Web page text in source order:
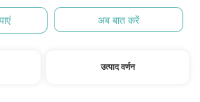
अब बात करें
उत्पाद वर्णन